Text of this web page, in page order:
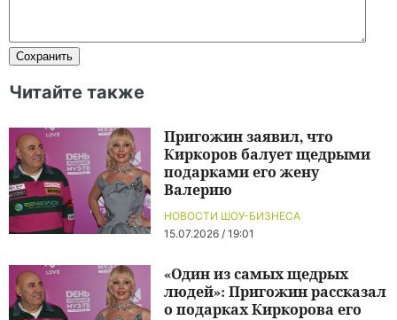
Читайте также
НОВОСТИ ШОУ-БИЗНЕСА
15.07.2026 / 19:01
Пригожин заявил, что
Киркоров балует щедрыми
подарками его жену
Валерию
«Один из самых щедрых
людей»: Пригожин рассказал
о подарках Киркорова его